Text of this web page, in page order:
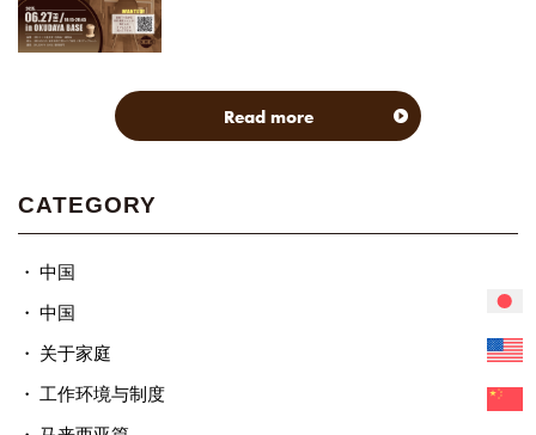
Read more
CATEGORY
中国
中国
关于家庭
工作环境与制度